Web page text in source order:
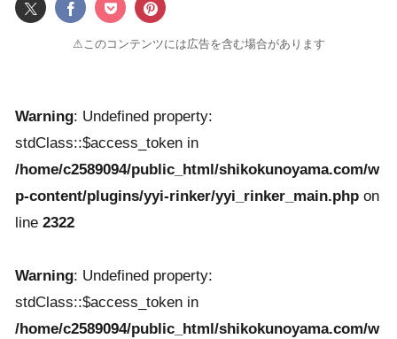
⚠このコンテンツには広告を含む場合があります
Warning: Undefined property:
stdClass::$access_token in
/home/c2589094/public_html/shikokunoyama.com/w
p-content/plugins/yyi-rinker/yyi_rinker_main.php on
line 2322
Warning: Undefined property:
stdClass::$access_token in
/home/c2589094/public_html/shikokunoyama.com/w